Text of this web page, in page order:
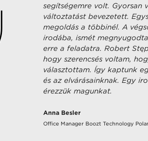
segítségemre volt. Gyorsan
változtatást bevezetett.
megoldás a többinél. A
irodába, ismét
erre a feladatra. Robert
hogy szerencsés voltam,
választottam. Így kaptunk
és az elvárásainknak. Egy
érezzük magunkat.
Anna Besler
Office Manager Boozt Technology